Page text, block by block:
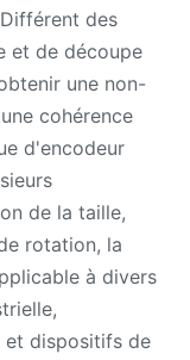
des
et de découpe
une non-
cohérence
d'encodeur
de la taille,
rotation, la
à divers
et dispositifs de